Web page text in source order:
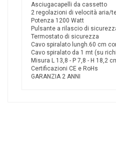
Asciugacapelli da cassetto
2 regolazioni di velocità aria/
Potenza 1200 Watt
Pulsante a rilascio di
Termostato di sicurezza
Cavo spiralato lungh.60 cm
Cavo spiralato da 1 mt (su
Misura L 13,8 - P 7,8 - H 18,2
Certificazioni CE e RoHs
GARANZIA 2 ANNI